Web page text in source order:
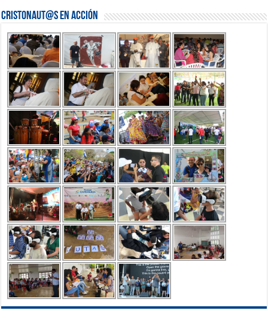
Cristonaut@s en Acción